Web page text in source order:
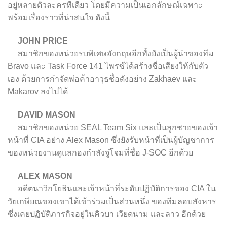
อยู่หลายตัวละครทีเดียว โดยมีความเป็นเอกลักษณ์เฉพาะ
พร้อมเรื่องราวที่น่าสนใจ ดังนี้
JOHN PRICE
สมาชิกของหน่วยรบพิเศษอังกฤษอีกทั้งยังเป็นผู้นำของทีม
Bravo และ Task Force 141 ไพรซ์ได้สร้างชื่อเสียงให้กับตัว
เอง ด้วยการกำจัดพ่อค้าอาวุธชื่อดังอย่าง Zakhaev และ
Makarov ลงไปได้
DAVID MASON
สมาชิกของหน่วย SEAL Team Six และเป็นลูกชายของเจ้า
หน้าที่ CIA อย่าง Alex Mason ซึ่งยังรับหน้าที่เป็นผู้บัญชาการ
ของหน่วยงานดูแลกองกำลังจู่โจมที่ชื่อ J-SOC อีกด้วย
ALEX MASON
อดีตนาวิกโยธินและเจ้าหน้าที่ระดับปฏิบัติการของ CIA ใน
วัยเกษียณของเขาได้เข้าร่วมเป็นส่วนหนึ่ง ของทีมลอบสังหาร
ซึ่งเคยปฏิบัติภารกิจอยู่ในคิวบา เวียดนาม และลาว อีกด้วย